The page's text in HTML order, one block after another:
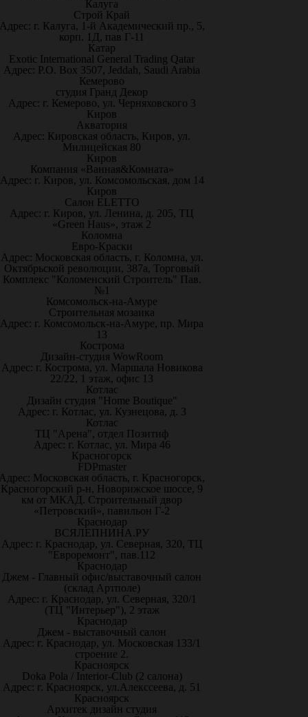
Калуга
Строй Край
г. Калуга, 1-й Академический пр., 5,
корп. 1Д, пав Г-11
Катар
Exotic International General Trading Qatar
Адрес: P.O. Box 3507, Jeddah, Saudi Arabia
Кемерово
студия Гранд Декор
Адрес: г. Кемерово, ул. Черняховского 3
Киров
Акватория
Адрес: Кировская область, Киров, ул.
Милицейская 80
Киров
Компания «Ванная&Комната»
Адрес: г. Киров, ул. Комсомольская, дом 14
Киров
Салон ELETTO
Адрес: г. Киров, ул. Ленина, д. 205, ТЦ
«Green Haus», этаж 2
Коломна
Евро-Краски
Адрес: Московская область, г. Коломна, ул.
Октябрьской революции, 387а, Торговый
Комплекс "Коломенский Строитель" Пав.
№1
Комсомольск-на-Амуре
Строительная мозаика
Адрес: г. Комсомольск-на-Амуре, пр. Мира
13
Кострома
Дизайн-студия WowRoom
Адрес: г. Кострома, ул. Маршала Новикова
22/22, 1 этаж, офис 13
Котлас
Дизайн студия "Home Boutique"
Адрес: г. Котлас, ул. Кузнецова, д. 3
Котлас
ТЦ "Арена", отдел Позитиф
Адрес: г. Котлас, ул. Мира 46
Красногорск
FDPmaster
Московская область, г. Красногорск,
Красногорский р-н, Новорижское шоссе, 9
км от МКАД. Строительный двор
«Петровский», павильон Г-2
Краснодар
ВСЯЛЕПНИНА.РУ
Адрес: г. Краснодар, ул. Северная, 320, ТЦ
"Евроремонт", пав.112
Краснодар
Джем - Главный офис/выставочный салон
(склад Артполе)
Адрес: г. Краснодар, ул. Северная, 320/1
(ТЦ "Интерьер"), 2 этаж
Краснодар
Джем - выставочный салон
Адрес: г. Краснодар, ул. Московская 133/1
строение 2.
Красноярск
Doka Pola / Interior-Club (2 салона)
Адрес: г. Красноярск, ул.Алекссеева, д. 51
Красноярск
Архитек дизайн студия